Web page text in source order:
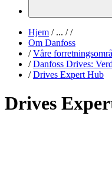
Hjem /... / /
Om Danfoss
/ Våre
/ Danfoss Drives:
/ Drives Expert Hub
Drives